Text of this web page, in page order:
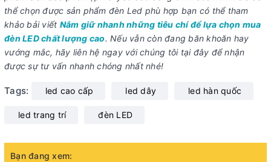
thể chọn được sản phẩm đèn Led phù hợp bạn có thể tham
khảo bải viết Nắm giữ nhanh những tiêu chí để lựa chọn mua
đèn LED chất lượng cao. Nếu vẫn còn đang băn khoăn hay
vướng mắc, hãy liên hệ ngay với chúng tôi tại đây để nhận
được sự tư vấn nhanh chóng nhất nhé!
Tags: led cao cấp led dây led hàn quốc
led trang trí đèn LED
Bạn đang xem: